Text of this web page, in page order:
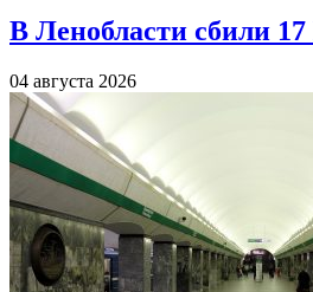
В Ленобласти сбили
04 августа 2026